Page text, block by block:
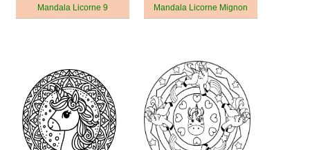
Mandala Licorne 9 Mandala Licorne Mignon